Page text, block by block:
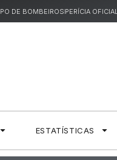
DE BOMBEIROSPERÍCIA
ESTATÍSTICAS